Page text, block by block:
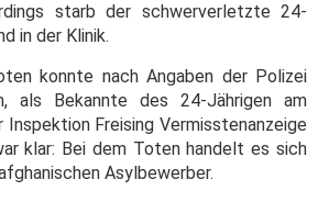
starb der schwerverletzte 24-
in der Klinik.
konnte nach Angaben der Polizei
als Bekannte des 24-Jährigen am
Freising Vermisstenanzeige
klar: Bei dem Toten handelt es sich
Asylbewerber.